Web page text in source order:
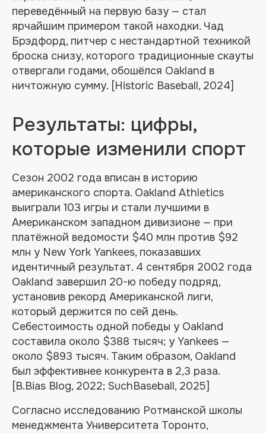
переведённый на первую базу — стал
ярчайшим примером такой находки. Чад
Брэдфорд, питчер с нестандартной техникой
броска снизу, которого традиционные скауты
отвергали годами, обошёлся Oakland в
ничтожную сумму. [Historic Baseball, 2024]
Результаты: цифры,
которые изменили спорт
Сезон 2002 года вписан в историю
американского спорта. Oakland Athletics
выиграли 103 игры и стали лучшими в
Американском западном дивизионе — при
платёжной ведомости $40 млн против $92
млн у New York Yankees, показавших
идентичный результат. 4 сентября 2002 года
Oakland завершил 20-ю победу подряд,
установив рекорд Американской лиги,
который держится по сей день.
Себестоимость одной победы у Oakland
составила около $388 тысяч; у Yankees —
около $893 тысяч. Таким образом, Oakland
был эффективнее конкурента в 2,3 раза.
[B.Bias Blog, 2022; SuchBaseball, 2025]
Согласно исследованию Ротманской школы
менеджмента Университета Торонто,